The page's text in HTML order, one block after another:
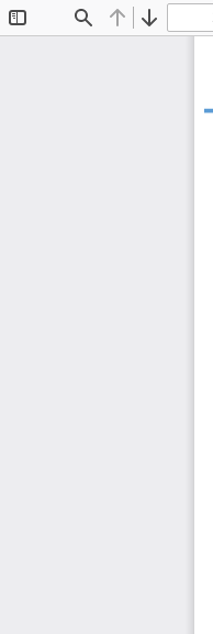
Find Previous
Next